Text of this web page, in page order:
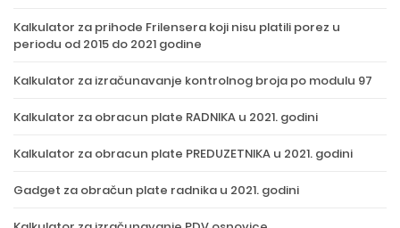
Kalkulator za prihode Frilensera koji nisu platili porez u
periodu od 2015 do 2021 godine
Kalkulator za izračunavanje kontrolnog broja po modulu 97
Kalkulator za obracun plate RADNIKA u 2021. godini
Kalkulator za obracun plate PREDUZETNIKA u 2021. godini
Gadget za obračun plate radnika u 2021. godini